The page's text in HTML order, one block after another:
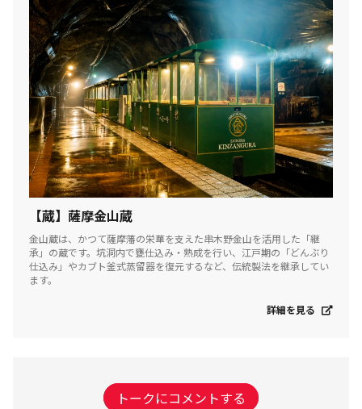
【蔵】薩摩金山蔵
金山蔵は、かつて薩摩藩の栄華を支えた串木野金山を活用した「継
承」の蔵です。坑洞内で甕仕込み・熟成を行い、江戸期の「どんぶり
仕込み」やカブト釜式蒸留器を復元するなど、伝統製法を継承してい
ます。
詳細を見る
トークにコメントする